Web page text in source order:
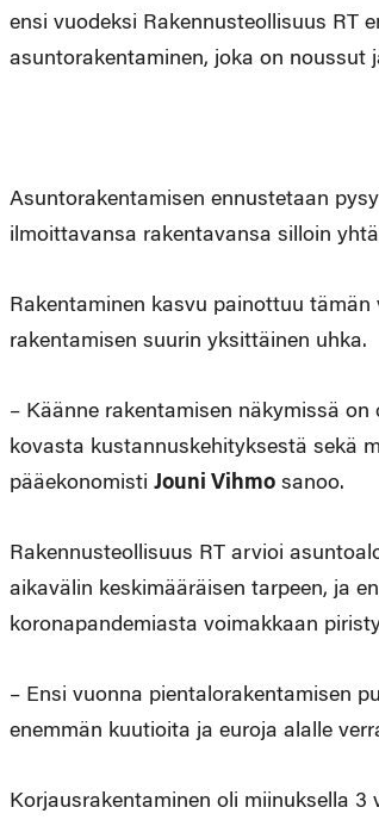
ensi vuodeksi Rakennusteollisuus RT
asuntorakentaminen, joka on noussut
Asuntorakentamisen ennustetaan
ilmoittavansa rakentavansa silloin
Rakentaminen kasvu painottuu
rakentamisen suurin yksittäinen uhka.
– Käänne rakentamisen näkymissä
kovasta kustannuskehityksestä sekä
pääekonomisti Jouni Vihmo sanoo.
Rakennusteollisuus RT arvioi
aikavälin keskimääräisen tarpeen, ja
koronapandemiasta voimakkaan
– Ensi vuonna pientalorakentamisen
enemmän kuutioita ja euroja alalle
Korjausrakentaminen oli miinuksella